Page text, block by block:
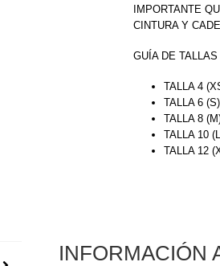
IMPORTANTE
CINTURA Y
GUÍA DE TALLAS
TALLA 4
TALLA 6
TALLA 8
TALLA 10
TALLA 12
INFORMACIÓN